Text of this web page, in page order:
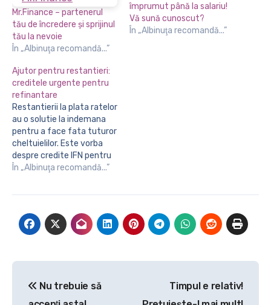
Mr.Finance – partenerul
tău de încredere și sprijinul
tău la nevoie
În „Albinuţa recomandă...”
împrumut până la salariu!
Vă sună cunoscut?
În „Albinuţa recomandă...”
Ajutor pentru restantieri:
creditele urgente pentru
refinantare
Restantierii la plata ratelor
au o solutie la indemana
pentru a face fata tuturor
cheltuielilor. Este vorba
despre credite IFN pentru
restantieri, de care pot
nebancare sunt foarte
populare pentru ca acorda
baza…
În „Albinuţa recomandă...”
Nu trebuie să
Timpul e relativ!